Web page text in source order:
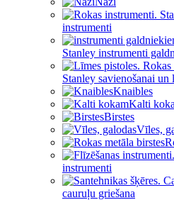
instrumenti
Stanley instrumenti
Stanley savienošanai un
Knaibles
Kalti
Birstes
Vīles,
instrumenti
cauruļu griešana